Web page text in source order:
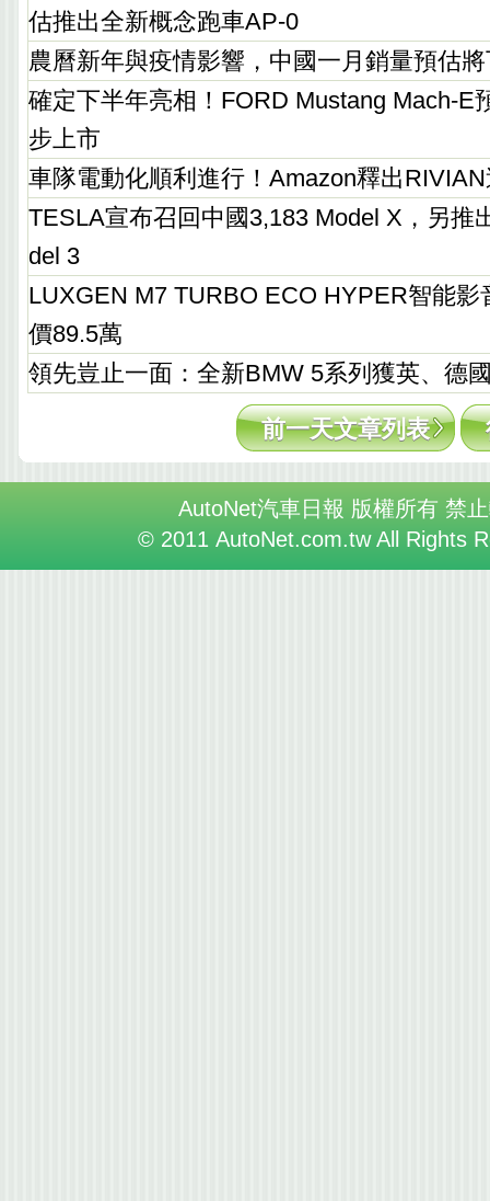
估推出全新概念跑車AP-0
農曆新年與疫情影響，中國一月銷量預估
確定下半年亮相！FORD Mustang Mach-E
步上市
車隊電動化順利進行！Amazon釋出
TESLA宣布召回中國3,183 Model X，另推
del 3
LUXGEN M7 TURBO ECO HYPER智能影
價89.5萬
領先豈止一面：全新BMW 5系列獲英、德
前一天文章列表
AutoNet汽車日報 版權所有 禁
© 2011 AutoNet.com.tw All Rights